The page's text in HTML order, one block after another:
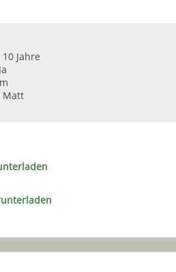
Jahre
Matt